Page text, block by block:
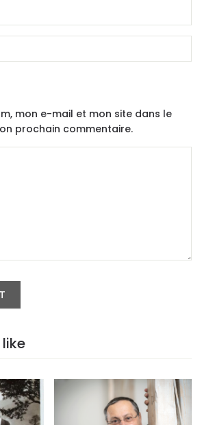
mon e-mail et mon site dans le
prochain commentaire.